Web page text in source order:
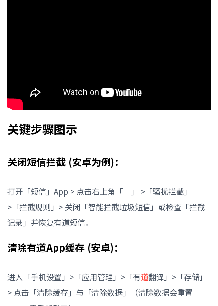
关键步骤图示
关闭短信拦截 (安卓为例)：
打开「短信」App > 点击右上角「⋮」 >「骚扰拦截」
>「拦截规则」> 关闭「智能拦截垃圾短信」或检查「拦截
记录」并恢复有道短信。
清除有道App缓存 (安卓)：
进入「手机设置」>「应用管理」>「有道翻译」>「存储」
> 点击「清除缓存」与「清除数据」（清除数据会重置